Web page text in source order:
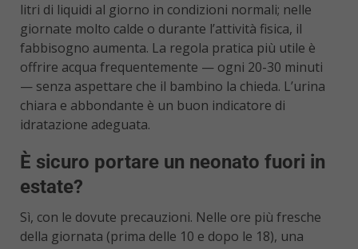
litri di liquidi al giorno in condizioni normali; nelle
giornate molto calde o durante l’attività fisica, il
fabbisogno aumenta. La regola pratica più utile è
offrire acqua frequentemente — ogni 20-30 minuti
— senza aspettare che il bambino la chieda. L’urina
chiara e abbondante è un buon indicatore di
idratazione adeguata.
È sicuro portare un neonato fuori in
estate?
Sì, con le dovute precauzioni. Nelle ore più fresche
della giornata (prima delle 10 e dopo le 18), una